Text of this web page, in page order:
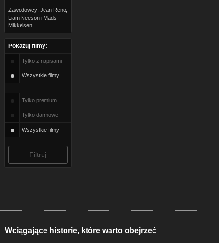
Zawodowcy: Jean Reno,
Liam Neeson i Mads
Mikkelsen
Pokazuj filmy:
Tylko z napisami
Wszystkie filmy
Tylko premium
Tylko darmowe
Wszystkie filmy
Wciągające historie, które warto obejrzeć